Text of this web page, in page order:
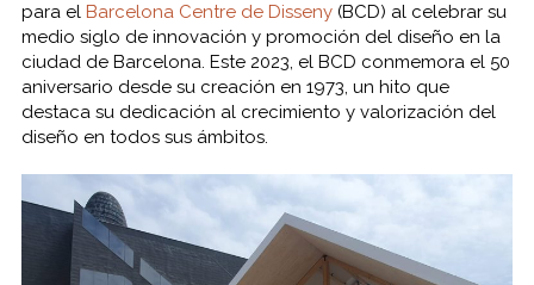
para el Barcelona Centre de Disseny(BCD) al celebrar su
medio siglo de innovación y promoción del diseño en la
ciudad de Barcelona. Este 2023, el BCD conmemora el 50
aniversario desde su creación en 1973, un hito que
destaca su dedicación al crecimiento y valorización del
diseño en todos sus ámbitos.